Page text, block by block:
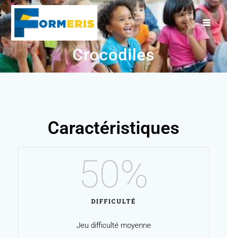
Crocodiles
Caractéristiques
DIFFICULTÉ
50%
Jeu difficulté moyenne